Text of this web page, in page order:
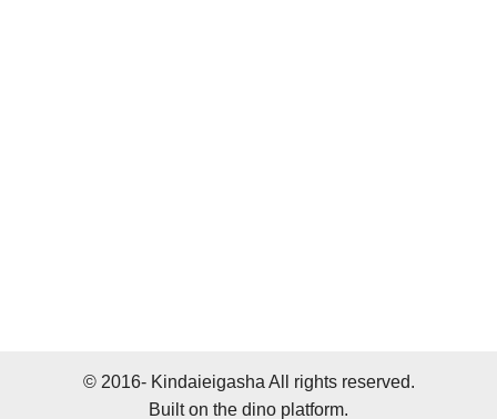
© 2016- Kindaieigasha All rights reserved.
Built on the dino platform.